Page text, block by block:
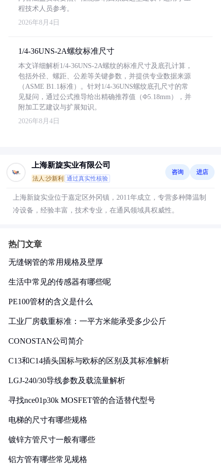
程技术人员参考。
2026年8月4日
1/4-36UNS-2A螺纹标准尺寸
本文详细解析1/4-36UNS-2A螺纹的标准尺寸及底孔计算，
包括外径、螺距、公差等关键参数，并提供专业数据来源
（ASME B1.1标准）。针对1/4-36UNS螺纹底孔尺寸的常
见疑问，通过公式推导给出精确推荐值（Φ5.18mm），并
附加工艺建议与扩展知识。
2026年8月4日
上海新旋实业有限公司
法人:沙新利 通过真实性核验
咨询 进店
上海新旋实业位于嘉定区外冈镇，2011年成立，专营多种降温制
冷设备，经验丰富，技术专业，在通风领域具权威性。
热门文章
无缝钢管的常用规格及壁厚
生活中常见的传感器有哪些呢
PE100管材的含义是什么
工业厂房载重标准：一平方米能承受多少公斤
CONOSTAN公司简介
C13和C14插头国标与欧标的区别及其标准解析
LGJ-240/30导线参数及载流量解析
寻找nce01p30k MOSFET管的合适替代型号
电梯的尺寸有哪些规格
镀锌方管尺寸一般有哪些
铝方管有哪些常见规格